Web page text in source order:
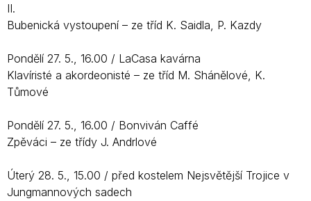
II.
Bubenická vystoupení – ze tříd K. Saidla, P. Kazdy
Pondělí 27. 5., 16.00 / LaCasa kavárna
Klavíristé a akordeonisté ­– ze tříd M. Shánělové, K.
Tůmové
Pondělí 27. 5., 16.00 / Bonviván Caffé
Zpěváci – ze třídy J. Andrlové
Úterý 28. 5., 15.00 / před kostelem Nejsvětější Trojice v
Jungmannových sadech